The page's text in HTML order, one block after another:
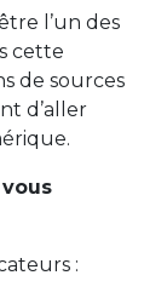
l’un des
cette
de sources
d’aller
: